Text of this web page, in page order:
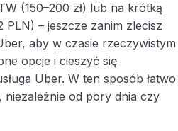
(150–200 zł) lub na krótką
PLN) – jeszcze zanim zlecisz
aby w czasie rzeczywistym
opcje i cieszyć się
Uber. W ten sposób łatwo
od pory dnia czy